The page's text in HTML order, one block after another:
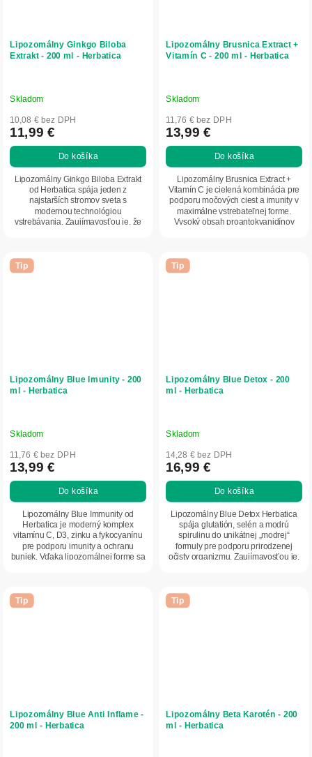
Lipozomálny Ginkgo Biloba
Extrakt - 200 ml - Herbatica
Skladom
10,08 € bez DPH
11,99 €
Do košíka
Lipozomálny Ginkgo Biloba Extrakt
od Herbatica spája jeden z
najstarších stromov sveta s
modernou technológiou
vstrebávania. Zaujímavosťou je, že
Lipozomálny Brusnica Extract +
Vitamín C - 200 ml - Herbatica
Skladom
11,76 € bez DPH
13,99 €
Do košíka
Lipozomálny Brusnica Extract +
Vitamín C je cielená kombinácia pre
podporu močových ciest a imunity v
maximálne vstrebateľnej forme.
Vysoký obsah proantokyanidínov
Tip
Lipozomálny Blue Imunity - 200
ml - Herbatica
Skladom
11,76 € bez DPH
13,99 €
Do košíka
Lipozomálny Blue Immunity od
Herbatica je moderný komplex
vitamínu C, D3, zinku a fykocyanínu
pre podporu imunity a ochranu
buniek. Vďaka lipozomálnej forme sa
Tip
Lipozomálny Blue Detox - 200
ml - Herbatica
Skladom
14,28 € bez DPH
16,99 €
Do košíka
Lipozomálny Blue Detox Herbatica
spája glutatión, selén a modrú
spirulinu do unikátnej „modrej“
formuly pre podporu prirodzenej
očisty organizmu. Zaujímavosťou je,
Tip
Lipozomálny Blue Anti Inflame -
200 ml - Herbatica
Tip
Lipozomálny Beta Karotén - 200
ml - Herbatica